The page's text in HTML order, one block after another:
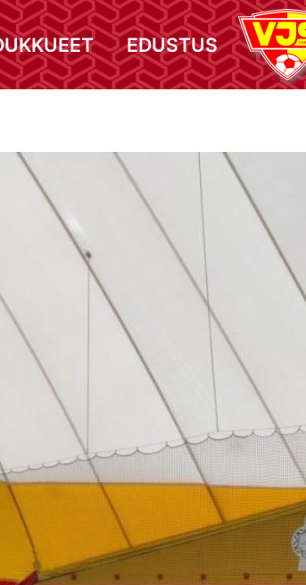
EDUSTUS